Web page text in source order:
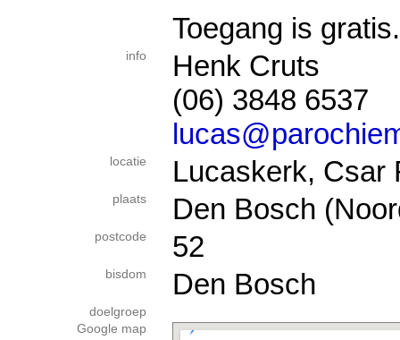
Toegang is gratis.
info
Henk Cruts
(06) 3848 6537
locatie Lucaskerk, Csar
plaats Den Bosch
postcode 52
bisdom Den Bosch
doelgroep
Google map